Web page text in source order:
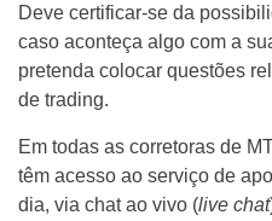
Deve certificar-se da
caso aconteça algo com a
pretenda colocar questões
de trading.
Em todas as corretoras de
têm acesso ao serviço de
dia, via chat ao vivo (live chat